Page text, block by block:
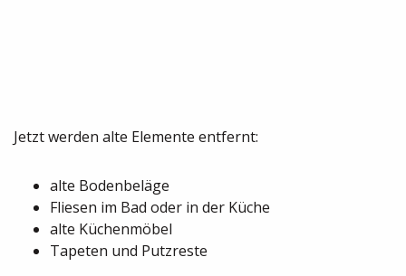
Jetzt werden alte Elemente entfernt:
alte Bodenbeläge
Fliesen im Bad oder in der Küche
alte Küchenmöbel
Tapeten und Putzreste